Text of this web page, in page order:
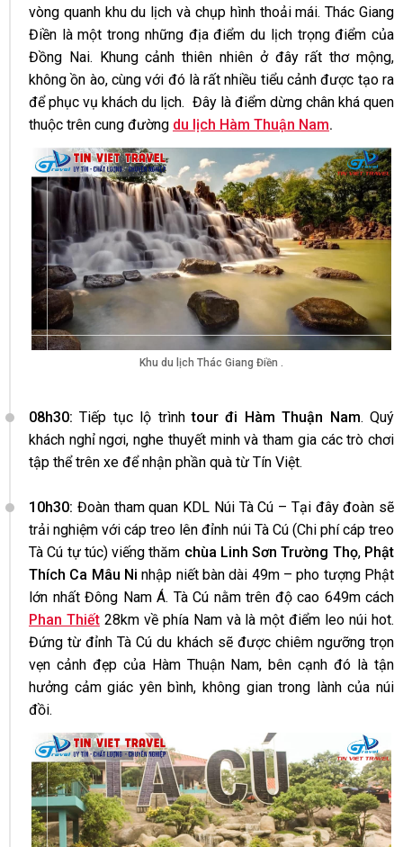
vòng quanh khu du lịch và chụp hình thoải mái. Thác Giang
Điền là một trong những địa điểm du lịch trọng điểm của
Đồng Nai. Khung cảnh thiên nhiên ở đây rất thơ mộng,
không ồn ào, cùng với đó là rất nhiều tiểu cảnh được tạo ra
để phục vụ khách du lịch. Đây là điểm dừng chân khá quen
thuộc trên cung đường du lịch Hàm Thuận Nam.
Khu du lịch Thác Giang Điền .
08h30:Tiếp tục lộ trìnhtour đi Hàm Thuận Nam. Quý
khách nghỉ ngơi, nghe thuyết minh và tham gia các trò chơi
tập thể trên xe để nhận phần quà từ Tín Việt.
10h30: Đoàn tham quan KDL Núi Tà Cú – Tại đây đoàn sẽ
trải nghiệm với cáp treo lên đỉnh núi Tà Cú (Chi phí cáp treo
Tà Cú tự túc) viếng thăm chùa Linh Sơn Trường Thọ,Phật
Thích Ca Mâu Ni nhập niết bàn dài 49m – pho tượng Phật
lớn nhất Đông Nam Á. Tà Cú nằm trên độ cao 649m cách
Phan Thiết28km về phía Nam và là một điểm leo núi hot.
Đứng từ đỉnh Tà Cú du khách sẽ được chiêm ngưỡng trọn
vẹn cảnh đẹp của Hàm Thuận Nam, bên cạnh đó là tận
hưởng cảm giác yên bình, không gian trong lành của núi
đồi.